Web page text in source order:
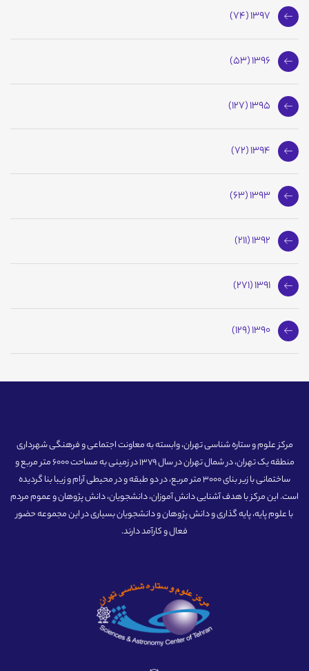
1397 (74)
1396 (53)
1395 (127)
1394 (72)
1393 (63)
1392 (211)
1391 (271)
1390 (129)
مرکز علوم و ستاره شناسی تهران، وابسته به معاونت اجتماعی و فرهنگی شهرداری
منطقه یک تهران، در شمال تهران در سال 1379 در زمینی به مساحت 6000 متر مربع و
ساختمانی با زیر بنای 3000 متر مربع، در دو طبقه و در محیطی آرام و زیبا بنا گردیده
است. این مرکز با هدف آشنایی دانش آموزان، دانشجویان، دانش پژوهان و عموم مردم
با علوم پایه، پایه گذاری و دانش پژوهان و دانشجویان بسیاری در این مجموعه حضور
فعال و کارآمد دارند.